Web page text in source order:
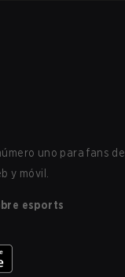
uno para fans de
y móvil.
esports